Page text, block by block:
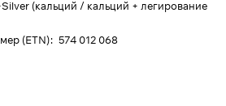
(кальций / кальций + легирование
(ETN): 574 012 068